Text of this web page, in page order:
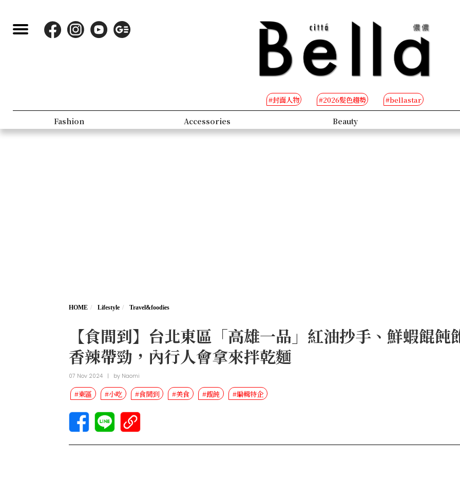
#封面人物 #2026髮色趨勢 #bellastar
Fashion Accessories Beauty
HOME Lifestyle Travel&foodies
【食間到】台北東區「高雄一品」紅油抄手、鮮蝦餛
香辣帶勁，內行人會拿來拌乾麵
07 Nov 2024 | by Naomi
#東區 #小吃 #食間到 #美食 #餛飩 #編輯特企